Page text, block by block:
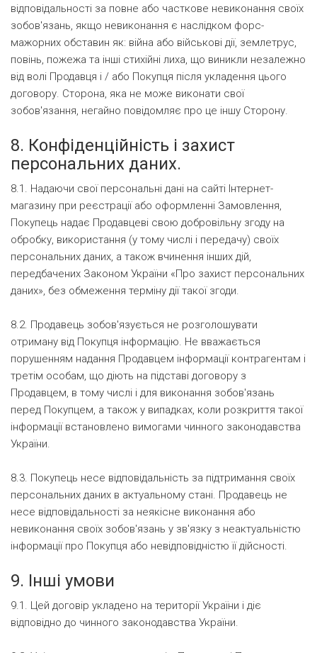
відповідальності за повне або часткове невиконання своїх
зобов'язань, якщо невиконання є наслідком форс-
мажорних обставин як: війна або військові дії, землетрус,
повінь, пожежа та інші стихійні лиха, що виникли незалежно
від волі Продавця і / або Покупця після укладення цього
договору. Сторона, яка не може виконати свої
зобов'язання, негайно повідомляє про це іншу Сторону.
8. Конфіденційність і захист
персональних даних.
8.1. Надаючи свої персональні дані на сайті Інтернет-
магазину при реєстрації або оформленні Замовлення,
Покупець надає Продавцеві свою добровільну згоду на
обробку, використання (у тому числі і передачу) своїх
персональних даних, а також вчинення інших дій,
передбачених Законом України «Про захист персональних
даних», без обмеження терміну дії такої згоди.
8.2. Продавець зобов'язується не розголошувати
отриману від Покупця інформацію. Не вважається
порушенням надання Продавцем інформації контрагентам і
третім особам, що діють на підставі договору з
Продавцем, в тому числі і для виконання зобов'язань
перед Покупцем, а також у випадках, коли розкриття такої
інформації встановлено вимогами чинного законодавства
України.
8.3. Покупець несе відповідальність за підтримання своїх
персональних даних в актуальному стані. Продавець не
несе відповідальності за неякісне виконання або
невиконання своїх зобов'язань у зв'язку з неактуальністю
інформації про Покупця або невідповідністю її дійсності.
9. Інші умови
9.1. Цей договір укладено на території України і діє
відповідно до чинного законодавства України.